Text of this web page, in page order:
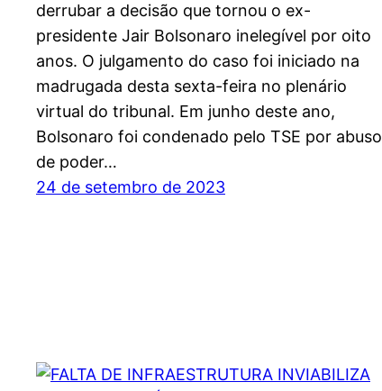
derrubar a decisão que tornou o ex-
presidente Jair Bolsonaro inelegível por oito
anos. O julgamento do caso foi iniciado na
madrugada desta sexta-feira no plenário
virtual do tribunal. Em junho deste ano,
Bolsonaro foi condenado pelo TSE por abuso
de poder…
24 de setembro de 2023